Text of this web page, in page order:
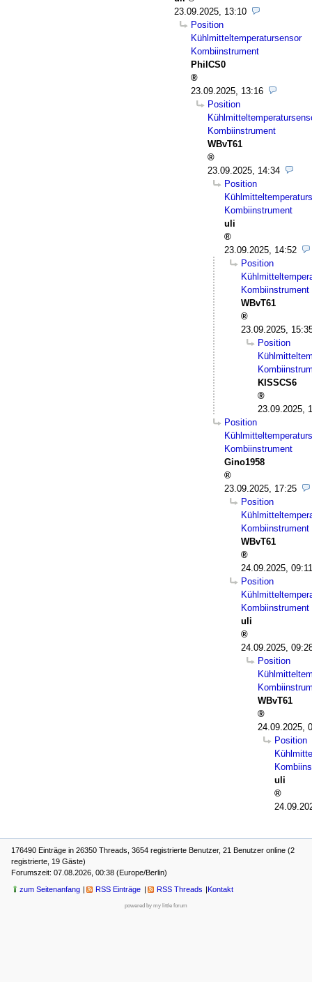
23.09.2025, 13:10
Position
Kühlmitteltemperatursensor
Kombiinstrument
PhilCS0
23.09.2025, 13:16
Position
Kombiinstrument
WBvT61
23.09.2025, 14:34
Position
Kombiinstrument
uli
23.09.2025, 14:52
Position
Kombiinstrument
WBvT61
23.09.2025,
Position
KISSCS6
23.09.2025,
Position
Kombiinstrument
Gino1958
23.09.2025, 17:25
Position
Kombiinstrument
WBvT61
24.09.2025, 09:11
Position
Kombiinstrument
uli
24.09.2025,
Position
WBvT61
24.09.2025,
Position
uli
176490 Einträge in 26350 Threads, 3654 registrierte Benutzer, 21 Benutzer online (2
registrierte, 19 Gäste)
Forumszeit: 07.08.2026, 00:38 (Europe/Berlin)
zum Seitenanfang RSS Einträge RSS Threads Kontakt
powered by my little forum